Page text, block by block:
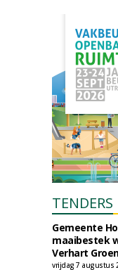
TENDERS
Gemeente
maaibestek
Verhart
vrijdag 7 augustus